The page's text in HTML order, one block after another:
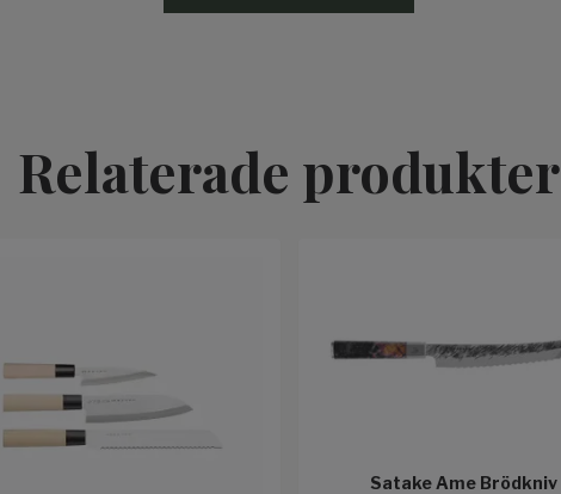
Relaterade produkter
Satake Ame Brödkniv